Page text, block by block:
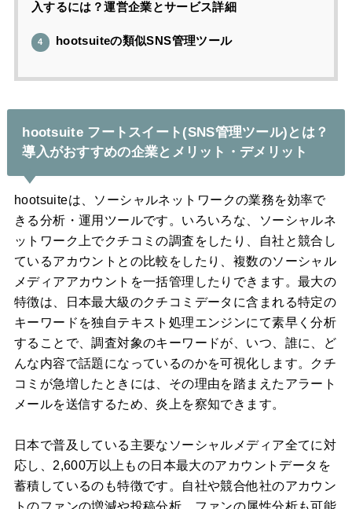
入するには？運営企業とサービス詳細
4 hootsuiteの類似SNS管理ツール
hootsuite フートスイート(SNS管理ツール)とは？
導入がおすすめの企業とメリット・デメリット
hootsuiteは、ソーシャルネットワークの業務を効率で
きる分析・運用ツールです。いろいろな、ソーシャルネ
ットワーク上でクチコミの調査をしたり、自社と競合し
ているアカウントとの比較をしたり、複数のソーシャル
メディアアカウントを一括管理したりできます。最大の
特徴は、日本最大級のクチコミデータに含まれる特定の
キーワードを独自テキスト処理エンジンにて素早く分析
することで、調査対象のキーワードが、いつ、誰に、ど
んな内容で話題になっているのかを可視化します。クチ
コミが急増したときには、その理由を踏まえたアラート
メールを送信するため、炎上を察知できます。
日本で普及している主要なソーシャルメディア全てに対
応し、2,600万以上もの日本最大のアカウントデータを
蓄積しているのも特徴です。自社や競合他社のアカウン
トのファンの増減や投稿分析、ファンの属性分析も可能